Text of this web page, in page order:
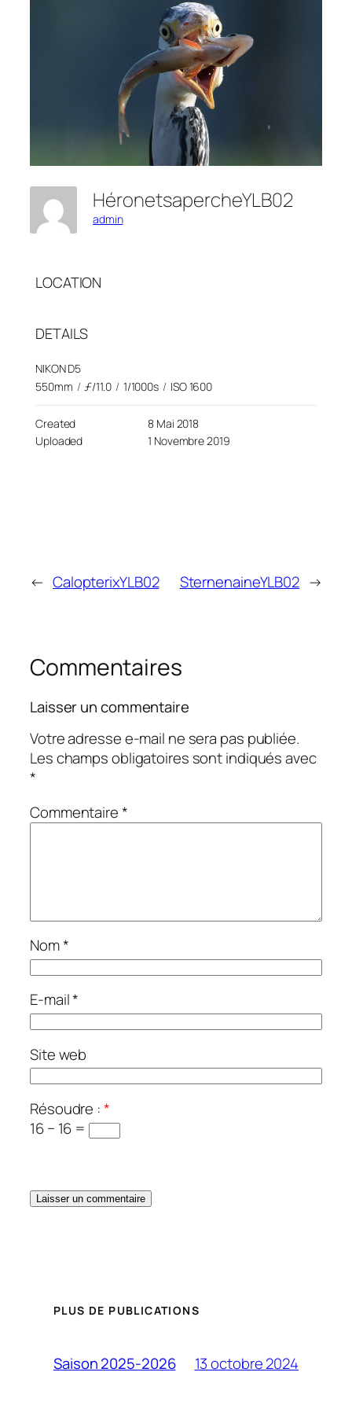
HéronetsapercheYLB02
admin
LOCATION
DETAILS
NIKON D5
550mm / ƒ/11.0 / 1/1000s / ISO 1600
Created
8 Mai 2018
Uploaded
1 Novembre 2019
← CalopterixYLB02 SternenaineYLB02 →
Commentaires
Laisser un commentaire
Votre adresse e-mail ne sera pas publiée.
Les champs obligatoires sont indiqués avec
*
Commentaire*
Nom*
E-mail*
Site web
Résoudre :*
16 − 16 =
PLUS DE PUBLICATIONS
Saison 2025-2026 13 octobre 2024